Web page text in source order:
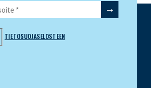
TIETOSUOJASELOSTEEN